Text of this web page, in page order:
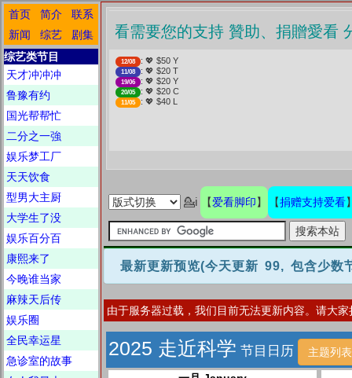
首页 简介
联系
新闻
综艺
剧集
综艺类节目
天才冲冲冲
鲁豫有约
国光帮帮忙
二分之一強
娱乐梦工厂
天天饮食
型男大主厨
大学生了没
娱乐百分百
康熙来了
今晚谁当家
麻辣天后传
娱乐圈
全民幸运星
急诊室的故事
❤️ 愛看需要您的支持 贊助、捐
12/08 : 💖 $50 Y
11/08 : 💖 $20 T
19/06 : 💖 $20 Y
20/05 : 💖 $20 C
11/05 : 💖 $40 L
💁ℹ 【爱看脚印】 【捐赠支持爱看
最新更新预览(今天更新 99, 包含少数
由于服务器过载，我们目前无法更新内容。请大
2025 走近科学 节目日历 主题列表